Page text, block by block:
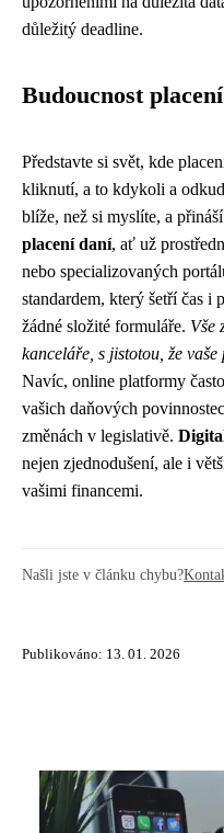
důležitý deadline.
Budoucnost
Představte si svět, kde
kliknutí, a to kdykoli a
blíže, než si myslíte, a
placení daní, ať už
nebo specializovaných
standardem, který šetří čas i
žádné složité formuláře. Vše
kanceláře, s jistotou, že
Navíc, online platformy
vašich daňových
změnách v legislativě.
nejen zjednodušení, ale i
vašimi financemi.
Našli jste v článku chybu?
Publikováno: 13. 01. 2026